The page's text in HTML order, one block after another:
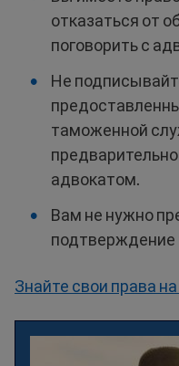
отказаться от
поговорить с
Не
таможенной
адвокатом.
Вам не нужно
подтверждение
Знайте свои права